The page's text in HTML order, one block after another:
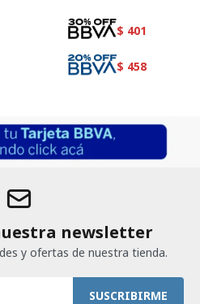
$ 401
$ 458
newsletter
y ofertas de nuestra tienda.
SUSCRIBIRME